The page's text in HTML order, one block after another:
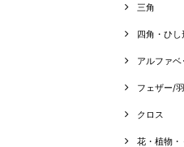
三角
四角・ひし
アルファ
フェザー/羽
クロス
花・植物・